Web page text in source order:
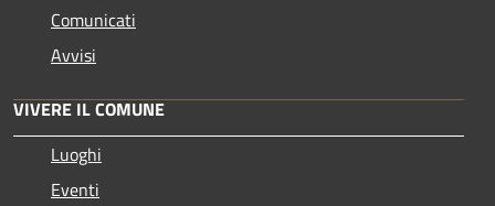
Comunicati
Avvisi
VIVERE IL COMUNE
Luoghi
Eventi